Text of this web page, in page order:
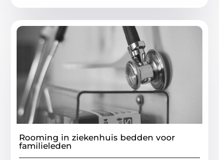
Rooming in ziekenhuis bedden voor
familieleden